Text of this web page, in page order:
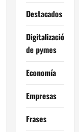
Destacados
Digitalización
de pymes
Economía
Empresas
Frases